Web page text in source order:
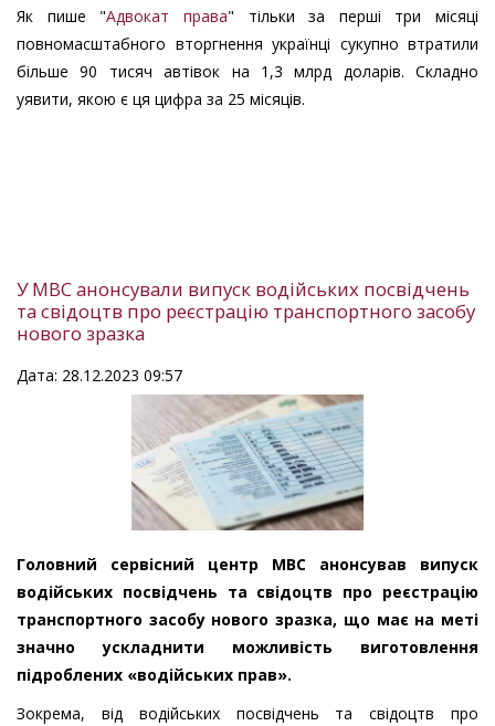
Як пише "Адвокат права" тільки за перші три місяці
повномасштабного вторгнення українці сукупно втратили
більше 90 тисяч автівок на 1,3 млрд доларів. Складно
уявити, якою є ця цифра за 25 місяців.
У МВС анонсували випуск водійських посвідчень
та свідоцтв про реєстрацію транспортного засобу
нового зразка
Дата: 28.12.2023 09:57
Головний сервісний центр МВС анонсував випуск
водійських посвідчень та свідоцтв про реєстрацію
транспортного засобу нового зразка, що має на меті
значно ускладнити можливість виготовлення
підроблених «водійських прав».
Зокрема, від водійських посвідчень та свідоцтв про